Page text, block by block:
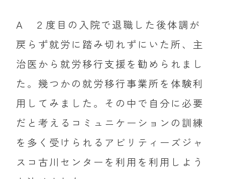
A ２度目の入院で退職した後体調が
戻らず就労に踏み切れずにいた所、主
治医から就労移行支援を勧められまし
た。幾つかの就労移行事業所を体験利
用してみました。その中で自分に必要
だと考えるコミュニケーションの訓練
を多く受けられるアビリティーズジャ
スコ古川センターを利用を利用しよう